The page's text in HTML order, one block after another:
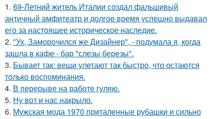
1. 69-Летний житель Италии создал фальшивый
античный амфитеатр и долгое время успешно выдавал
его за настоящее историческое наследие.
2. "Ух, Заморочился же Дизайнер", - подумала я, когда
зашла в кафе - бар "слезы березы".
3. Бывает так: вещи улетают так быстро, что остаются
только воспоминания.
4. В перерыве на работе гуляю.
5. Ну вот и нас накрыло.
6. Мужская мода 1970 приталенные рубашки и сильно